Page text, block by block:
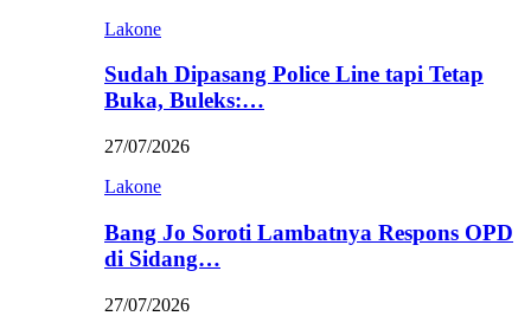
Lakone
Sudah Dipasang Police Line tapi Tetap
Buka, Buleks:…
27/07/2026
Lakone
Bang Jo Soroti Lambatnya Respons OPD
di Sidang…
27/07/2026